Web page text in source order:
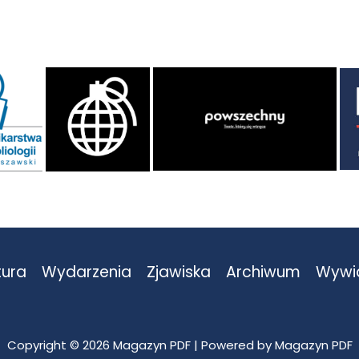
Wydarzenia Zjawiska Archiwum
Copyright © 2026 Magazyn PDF | Powered by Magazyn PDF